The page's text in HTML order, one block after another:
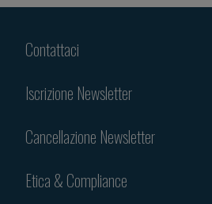
Contattaci
Iscrizione Newsletter
Cancellazione Newsletter
Etica & Compliance